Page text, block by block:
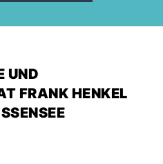
UND
FRANK HENKEL